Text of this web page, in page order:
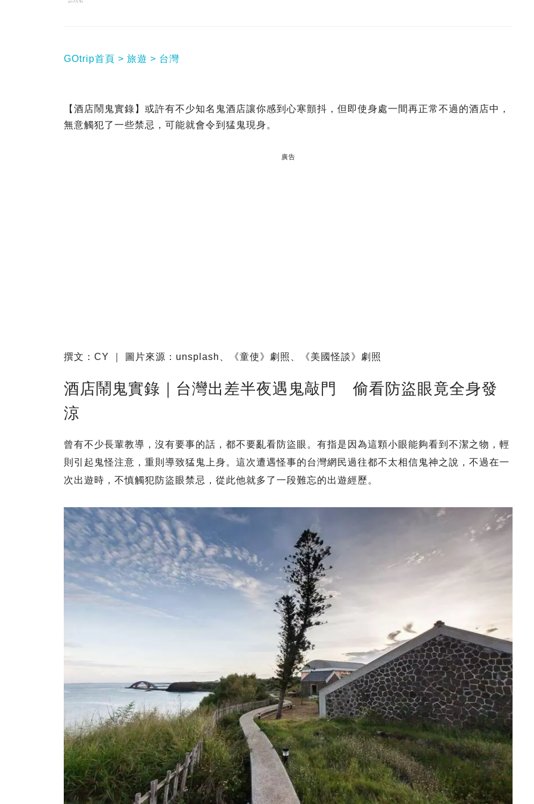
GOtrip首頁 旅遊 台灣
【酒店鬧鬼實錄】或許有不少知名鬼酒店讓你感到心寒顫抖，但即使身處一間再正常不過的酒店中，
無意觸犯了一些禁忌，可能就會令到猛鬼現身。
廣告
撰文：CY ｜ 圖片來源：unsplash、《童使》劇照、《美國怪談》劇照
酒店鬧鬼實錄｜台灣出差半夜遇鬼敲門 偷看防盜眼竟全身發
涼
曾有不少長輩教導，沒有要事的話，都不要亂看防盜眼。有指是因為這顆小眼能夠看到不潔之物，輕
則引起鬼怪注意，重則導致猛鬼上身。這次遭遇怪事的台灣網民過往都不太相信鬼神之說，不過在一
次出遊時，不慎觸犯防盜眼禁忌，從此他就多了一段難忘的出遊經歷。